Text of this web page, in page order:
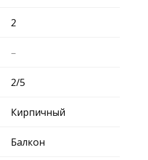
2
–
2/5
Кирпичный
Балкон